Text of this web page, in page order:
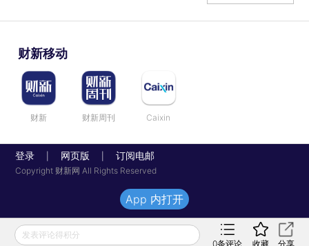
财新移动
财新 财新周刊 Caixin
登录 网页版 订阅电邮
Copyright 财新网 All Rights Reserved
发表评论得积分
0条评论 收藏 分享
App 内打开